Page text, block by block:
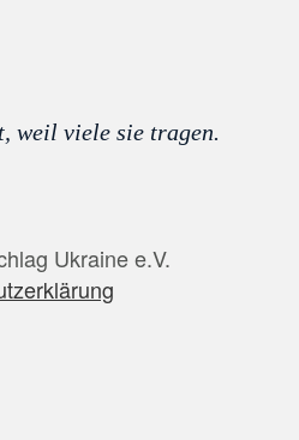
weil viele sie tragen.
Ukraine e.V.